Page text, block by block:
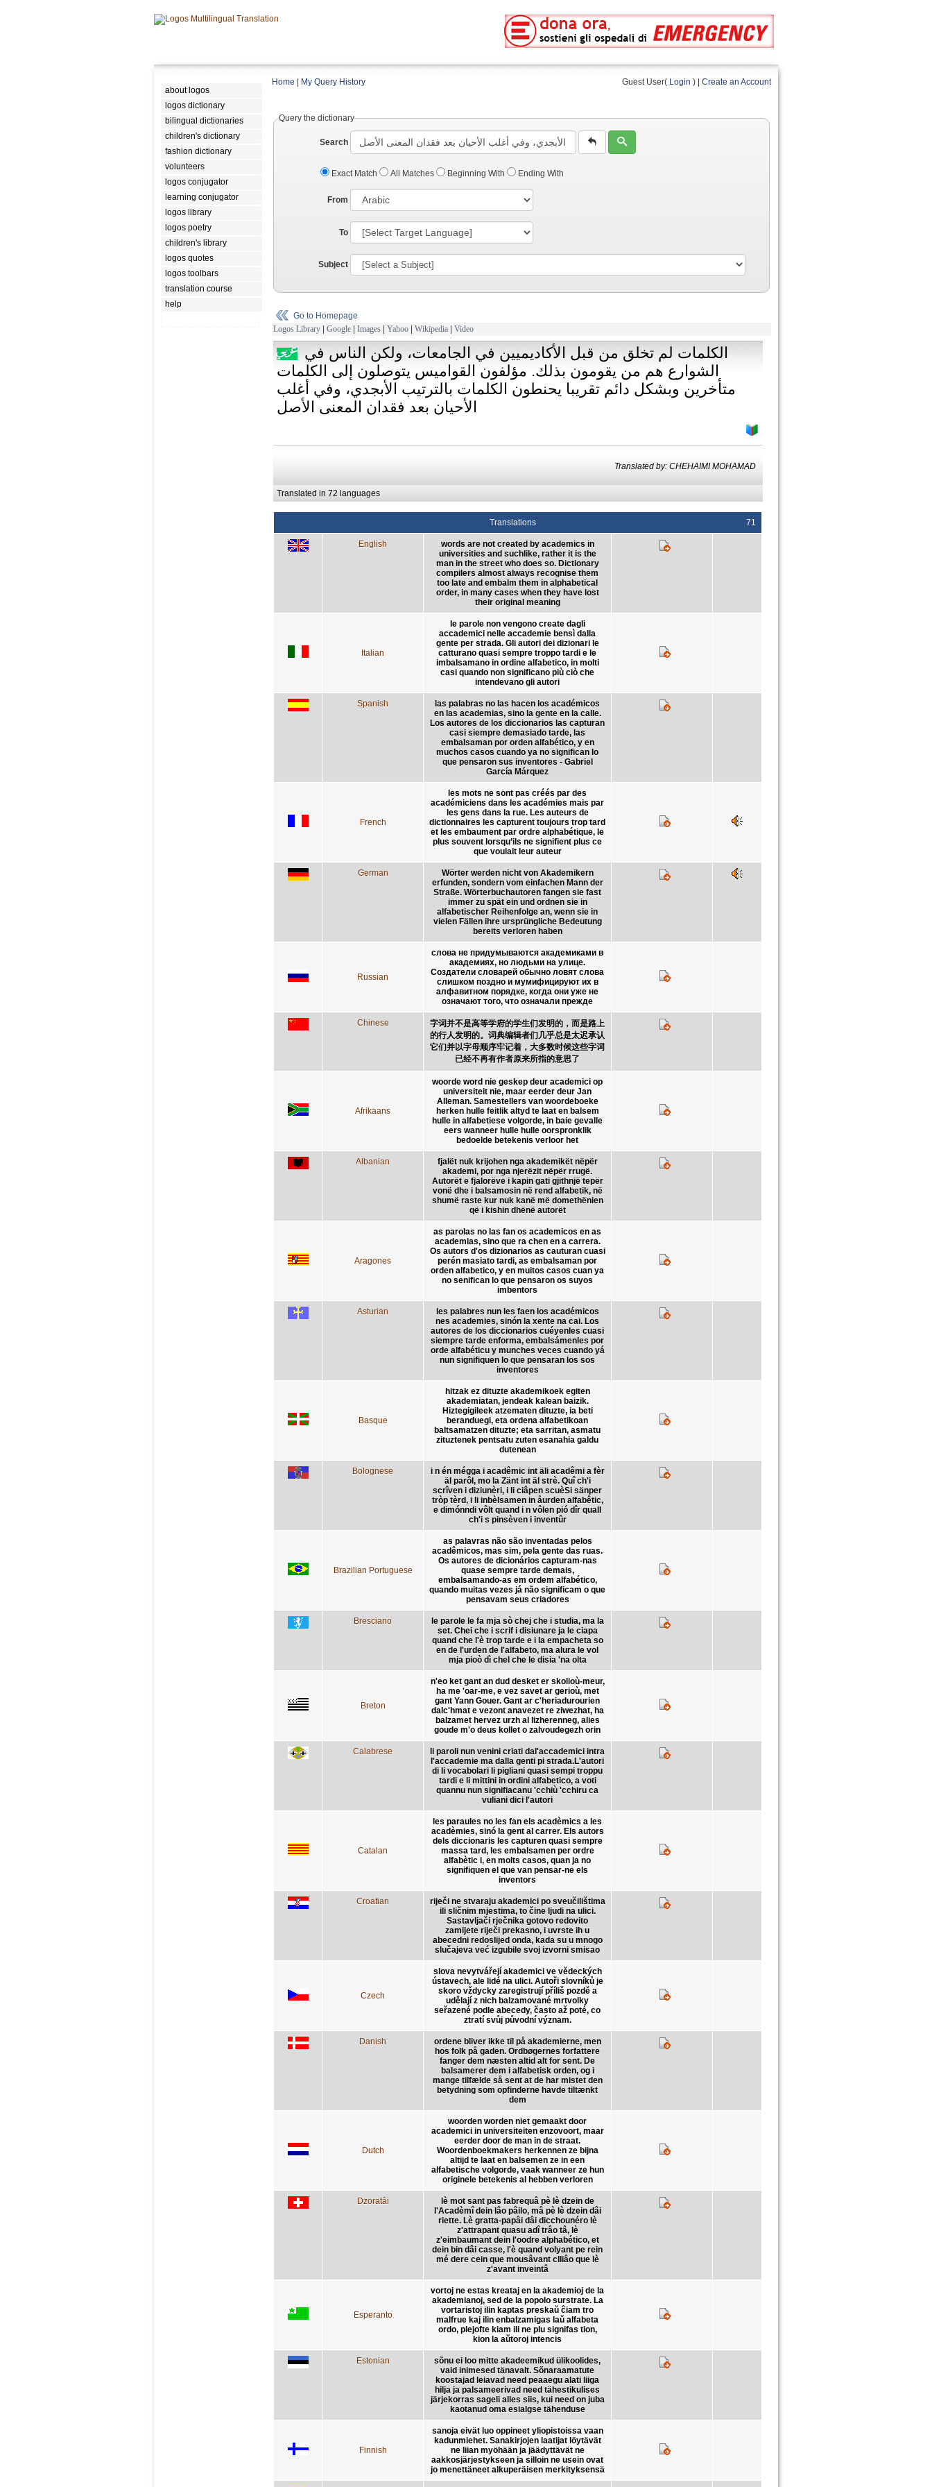
about logos
logos dictionary
bilingual dictionaries
children's dictionary
fashion dictionary
volunteers
logos conjugator
learning conjugator
logos library
logos poetry
children's library
logos quotes
logos toolbars
translation course
help
Home My Query History Guest User( Login ) | Create an Account
Query the dictionary
Search
Exact Match All Matches Beginning With Ending With
From
To
Subject
Go to Homepage
Logos Library | Google | Images | Yahoo | Wikipedia | Video
الكلمات لم تخلق من قبل الأكاديميين في الجامعات، ولكن الناس في
الشوارع هم من يقومون بذلك. مؤلفون القواميس يتوصلون إلى الكلمات
متأخرين وبشكل دائم تقريبا يحنطون الكلمات بالترتيب الأبجدي، وفي أغلب
الأحيان بعد فقدان المعنى الأصل
Translated by: CHEHAIMI MOHAMAD
Translated in 72 languages
Translations 71
English
words are not created by academics in
universities and suchlike, rather it is the
man in the street who does so. Dictionary
compilers almost always recognise them
too late and embalm them in alphabetical
order, in many cases when they have lost
their original meaning
Italian
le parole non vengono create dagli
accademici nelle accademie bensì dalla
gente per strada. Gli autori dei dizionari le
catturano quasi sempre troppo tardi e le
imbalsamano in ordine alfabetico, in molti
casi quando non significano più ciò che
intendevano gli autori
Spanish
las palabras no las hacen los académicos
en las academias, sino la gente en la calle.
Los autores de los diccionarios las capturan
casi siempre demasiado tarde, las
embalsaman por orden alfabético, y en
muchos casos cuando ya no significan lo
que pensaron sus inventores - Gabriel
García Márquez
French
les mots ne sont pas créés par des
académiciens dans les académies mais par
les gens dans la rue. Les auteurs de
dictionnaires les capturent toujours trop tard
et les embaument par ordre alphabétique, le
plus souvent lorsqu’ils ne signifient plus ce
que voulait leur auteur
German
Wörter werden nicht von Akademikern
erfunden, sondern vom einfachen Mann der
Straße. Wörterbuchautoren fangen sie fast
immer zu spät ein und ordnen sie in
alfabetischer Reihenfolge an, wenn sie in
vielen Fällen ihre ursprüngliche Bedeutung
bereits verloren haben
Russian
слова не придумываются академиками в
академиях, но людьми на улице.
Создатели словарей обычно ловят слова
слишком поздно и мумифицируют их в
алфавитном порядке, когда они уже не
означают того, что означали прежде
Chinese
字词并不是高等学府的学生们发明的，而是路上
的行人发明的。词典编辑者们几乎总是太迟承认
它们并以字母顺序牢记着，大多数时候这些字词
已经不再有作者原来所指的意思了
Afrikaans
woorde word nie geskep deur academici op
universiteit nie, maar eerder deur Jan
Alleman. Samestellers van woordeboeke
herken hulle feitlik altyd te laat en balsem
hulle in alfabetiese volgorde, in baie gevalle
eers wanneer hulle hulle oorspronklik
bedoelde betekenis verloor het
Albanian
fjalët nuk krijohen nga akademikët nëpër
akademi, por nga njerëzit nëpër rrugë.
Autorët e fjalorëve i kapin gati gjithnjë tepër
vonë dhe i balsamosin në rend alfabetik, në
shumë raste kur nuk kanë më domethënien
që i kishin dhënë autorët
Aragones
as parolas no las fan os academicos en as
academias, sino que ra chen en a carrera.
Os autors d'os dizionarios as cauturan cuasi
perén masiato tardi, as embalsaman por
orden alfabetico, y en muitos casos cuan ya
no senifican lo que pensaron os suyos
imbentors
Asturian
les palabres nun les faen los académicos
nes academies, sinón la xente na cai. Los
autores de los diccionarios cuéyenles cuasi
siempre tarde enforma, embalsámenles por
orde alfabéticu y munches veces cuando yá
nun signifiquen lo que pensaran los sos
inventores
Basque
hitzak ez dituzte akademikoek egiten
akademiatan, jendeak kalean baizik.
Hiztegigileek atzematen dituzte, ia beti
beranduegi, eta ordena alfabetikoan
baltsamatzen dituzte; eta sarritan, asmatu
zituztenek pentsatu zuten esanahia galdu
dutenean
Bolognese
i n én mégga i acadêmic int äli acadêmi a fèr
äl parôl, mo la Zänt int äl strè. Quî ch'i
scrîven i diziunèri, i li ciâpen scuèSi sänper
tròp tèrd, i li inbèlsamen in åurden alfabêtic,
e dimónndi vôlt quand i n vôlen pió dîr quall
ch'i s pinsèven i inventûr
Brazilian Portuguese
as palavras não são inventadas pelos
acadêmicos, mas sim, pela gente das ruas.
Os autores de dicionários capturam-nas
quase sempre tarde demais,
embalsamando-as em ordem alfabético,
quando muitas vezes já não significam o que
pensavam seus criadores
Bresciano
le parole le fa mja sò chej che i studia, ma la
set. Chei che i scrif i disiunare ja le ciapa
quand che l'è trop tarde e i la empacheta so
en de l'urden de l'alfabeto, ma alura le vol
mja pioò dì chel che le disia 'na olta
Breton
n'eo ket gant an dud desket er skolioù-meur,
ha me 'oar-me, e vez savet ar gerioù, met
gant Yann Gouer. Gant ar c'heriadurourien
dalc'hmat e vezont anavezet re ziwezhat, ha
balzamet hervez urzh al lizherenneg, alies
goude m'o deus kollet o zalvoudegezh orin
Calabrese
li paroli nun venini criati dal'accademici intra
l'accademie ma dalla genti pi strada.L'autori
di li vocabolari li pigliani quasi sempi troppu
tardi e li mittini in ordini alfabetico, a voti
quannu nun signifiacanu 'cchiù 'cchiru ca
vuliani dici l'autori
Catalan
les paraules no les fan els acadèmics a les
acadèmies, sinó la gent al carrer. Els autors
dels diccionaris les capturen quasi sempre
massa tard, les embalsamen per ordre
alfabètic i, en molts casos, quan ja no
signifiquen el que van pensar-ne els
inventors
Croatian
riječi ne stvaraju akademici po sveučilištima
ili sličnim mjestima, to čine ljudi na ulici.
Sastavljači rječnika gotovo redovito
zamijete riječi prekasno, i uvrste ih u
abecedni redoslijed onda, kada su u mnogo
slučajeva već izgubile svoj izvorni smisao
Czech
slova nevytvářejí akademici ve vědeckých
ústavech, ale lidé na ulici. Autoři slovníků je
skoro vždycky zaregistrují příliš pozdě a
udělají z nich balzamované mrtvolky
seřazené podle abecedy, často až poté, co
ztratí svůj původní význam.
Danish
ordene bliver ikke til på akademierne, men
hos folk på gaden. Ordbøgernes forfattere
fanger dem næsten altid alt for sent. De
balsamerer dem i alfabetisk orden, og i
mange tilfælde så sent at de har mistet den
betydning som opfinderne havde tiltænkt
dem
Dutch
woorden worden niet gemaakt door
academici in universiteiten enzovoort, maar
eerder door de man in de straat.
Woordenboekmakers herkennen ze bijna
altijd te laat en balsemen ze in een
alfabetische volgorde, vaak wanneer ze hun
originele betekenis al hebben verloren
Dzoratâi
lè mot sant pas fabrequâ pè lè dzein de
l'Acadèmî dein lâo pâilo, mâ pè lè dzein dâi
riette. Lè gratta-papâi dâi dicchounéro lè
z'attrapant quasu adî trâo tâ, lè
z'eimbaumant dein l'oodre alphabético, et
dein bin dâi casse, l'è quand volyant pe rein
mé dere cein que mousâvant clliâo que lè
z'avant inveintâ
Esperanto
vortoj ne estas kreataj en la akademioj de la
akademianoj, sed de la popolo surstrate. La
vortaristoj ilin kaptas preskaŭ ĉiam tro
malfrue kaj ilin enbalzamigas laŭ alfabeta
ordo, plejofte kiam ili ne plu signifas tion,
kion la aŭtoroj intencis
Estonian
sõnu ei loo mitte akadeemikud ülikoolides,
vaid inimesed tänavalt. Sõnaraamatute
koostajad leiavad need peaaegu alati liiga
hilja ja palsameerivad need tähestikulises
järjekorras sageli alles siis, kui need on juba
kaotanud oma esialgse tähenduse
Finnish
sanoja eivät luo oppineet yliopistoissa vaan
kadunmiehet. Sanakirjojen laatijat löytävät
ne liian myöhään ja jäädyttävät ne
aakkosjärjestykseen ja silloin ne usein ovat
jo menettäneet alkuperäisen merkityksensä